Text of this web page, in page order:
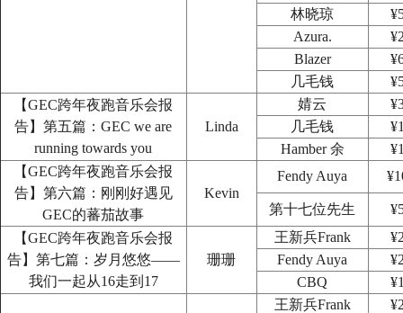
林晓琼
Azura.
Blazer
几毛钱
【GEC跨年夜跑音乐会报
告】第五篇：GEC we are
running towards you
Linda
婧云
几毛钱
Hamber 余
【GEC跨年夜跑音乐会报
告】第六篇：刚刚好遇见
GEC的蕃茄故事
Kevin
Fendy Auya
第十七位先生
【GEC跨年夜跑音乐会报
告】第七篇：岁月悠悠——
我们一起从16走到17
珊珊
王新兵Frank
Fendy Auya
CBQ
王新兵Frank